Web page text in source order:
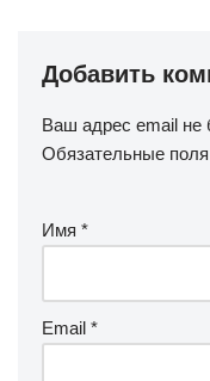
Добавить
Ваш адрес email не
Обязательные
Имя *
Email *